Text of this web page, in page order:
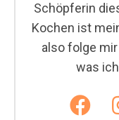
Schöpferin
Kochen ist
also folge
was